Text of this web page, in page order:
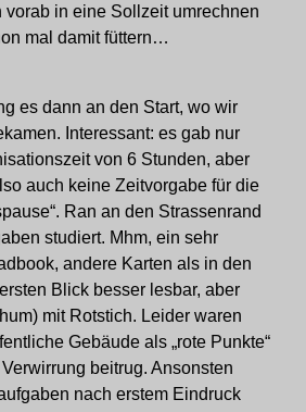
vorab in eine Sollzeit umrechnen
mal damit füttern…
es dann an den Start, wo wir
Interessant: es gab nur
von 6 Stunden, aber
auch keine Zeitvorgabe für die
Ran an den Strassenrand
studiert. Mhm, ein sehr
andere Karten als in den
Blick besser lesbar, aber
mit Rotstich. Leider waren
Gebäude als „rote Punkte“
beitrug. Ansonsten
nach erstem Eindruck